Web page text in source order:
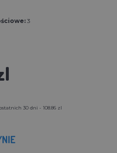
3
30 dni - 108.86 zl